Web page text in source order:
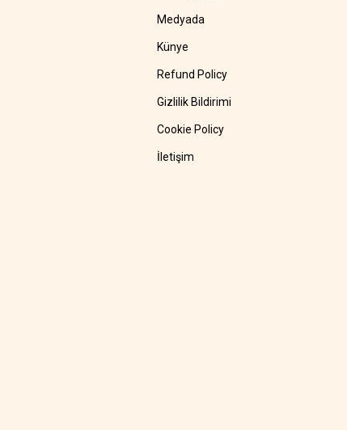
Medyada
Künye
Refund Policy
Gizlilik Bildirimi
Cookie Policy
İletişim